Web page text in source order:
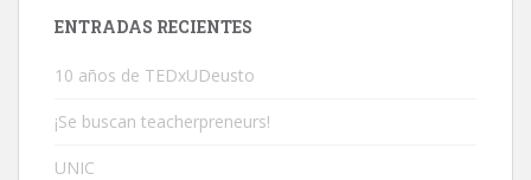
ENTRADAS RECIENTES
10 años de TEDxUDeusto
¡Se buscan teacherpreneurs!
UNIC